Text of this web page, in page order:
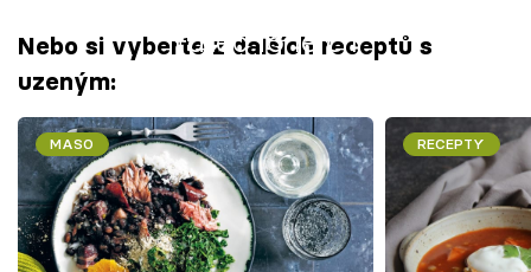
Failed to fetch
Nebo si vyberte z dalších receptů s
uzeným:
MASO RECEPTY